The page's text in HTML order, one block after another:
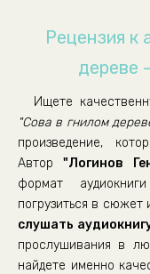
Рецензия к
дереве
Ищете
"Сова в гнилом
произведение,
Автор"Логинов
формат
погрузиться в сюжет
слушать
прослушивания в
найдете именно